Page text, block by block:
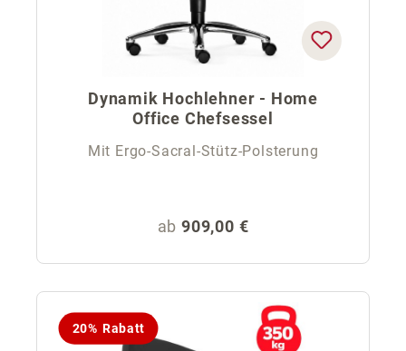
Dynamik Hochlehner - Home
Office Chefsessel
Mit Ergo-Sacral-Stütz-Polsterung
Regulärer Preis:
ab 909,00 €
20% Rabatt